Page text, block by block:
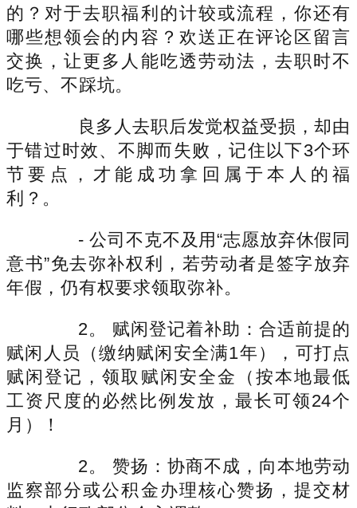
的？对于去职福利的计较或流程，你还有
哪些想领会的内容？欢送正在评论区留言
交换，让更多人能吃透劳动法，去职时不
吃亏、不踩坑。
良多人去职后发觉权益受损，却由
于错过时效、不脚而失败，记住以下3个环
节要点，才能成功拿回属于本人的福
利？。
- 公司不克不及用“志愿放弃休假同
意书”免去弥补权利，若劳动者是签字放弃
年假，仍有权要求领取弥补。
2。 赋闲登记着补助：合适前提的
赋闲人员（缴纳赋闲安全满1年），可打点
赋闲登记，领取赋闲安全金（按本地最低
工资尺度的必然比例发放，最长可领24个
月）！
2。 赞扬：协商不成，向本地劳动
监察部分或公积金办理核心赞扬，提交材